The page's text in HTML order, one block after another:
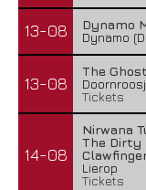
13-08
Dynamo
Dynamo
13-08
The
Tickets
14-08
Nirwana
The Dirty
Lierop
Tickets